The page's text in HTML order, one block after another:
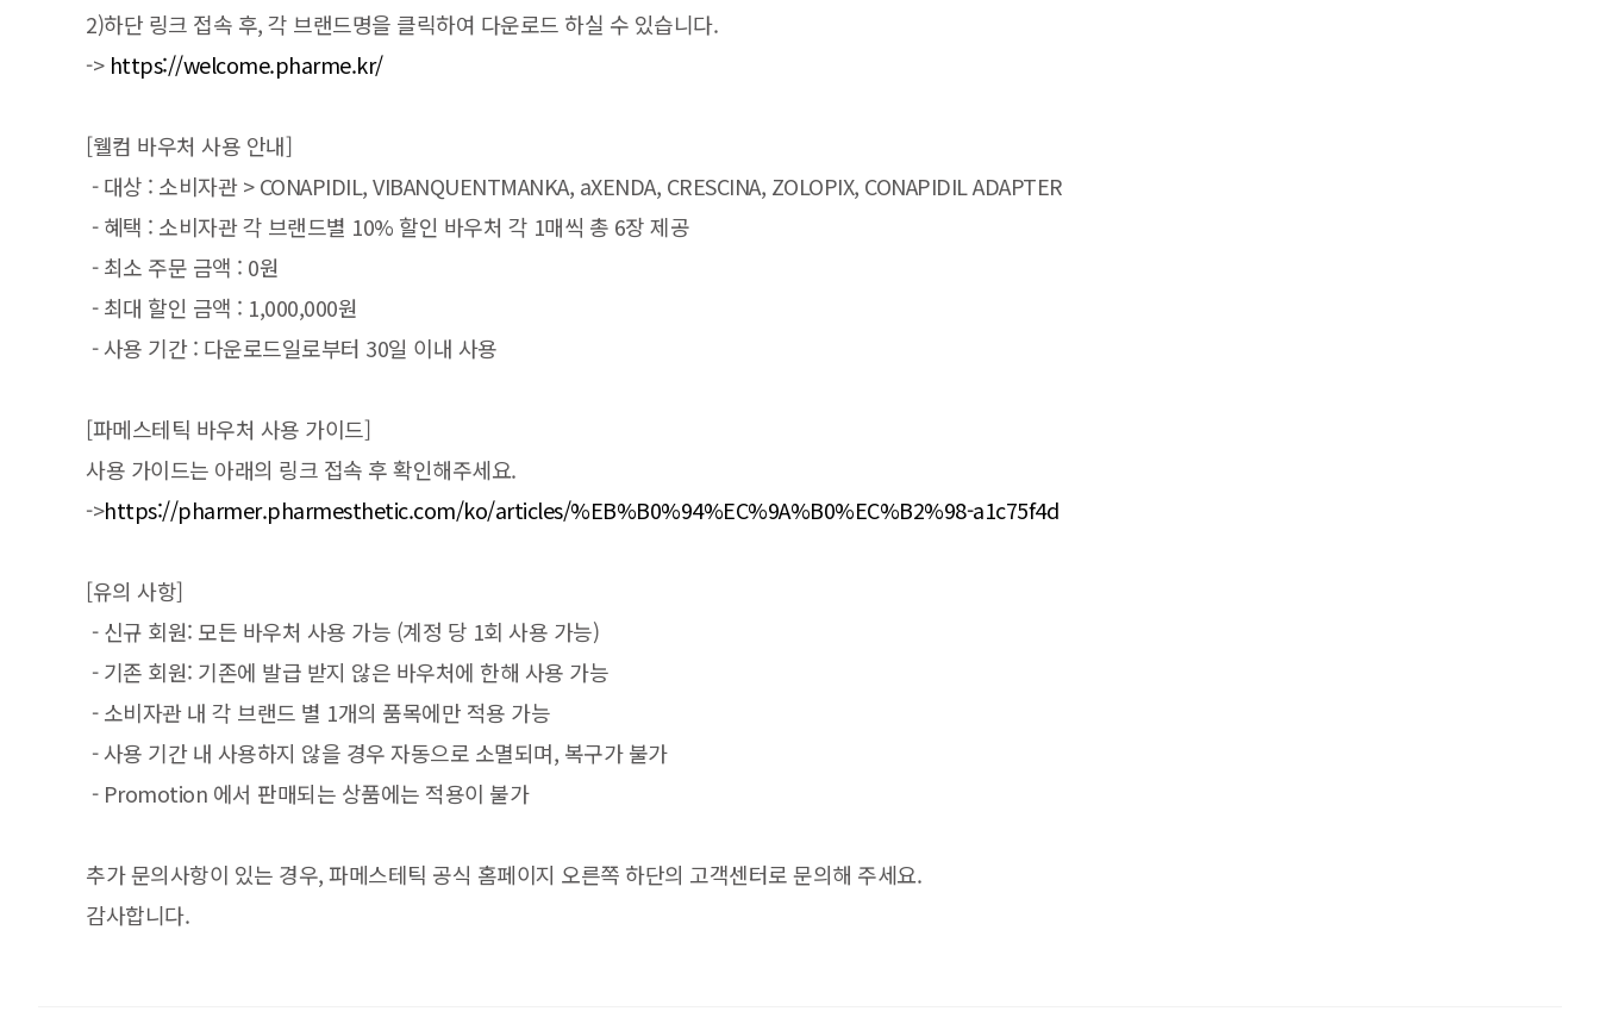
2)하단 링크 접속 후, 각 브랜드명을 클릭하여 다운로드 하실 수 있습니다.
-> https://welcome.pharme.kr/
[웰컴 바우처 사용 안내]
- 대상 : 소비자관 > CONAPIDIL, VIBANQUENTMANKA, aXENDA, CRESCINA, ZOLOPIX, CONAPIDIL ADAPTER
- 혜택 : 소비자관 각 브랜드별 10% 할인 바우처 각 1매씩 총 6장 제공
- 최소 주문 금액 : 0원
- 최대 할인 금액 : 1,000,000원
- 사용 기간 : 다운로드일로부터 30일 이내 사용
[파메스테틱 바우처 사용 가이드]
사용 가이드는 아래의 링크 접속 후 확인해주세요.
->https://pharmer.pharmesthetic.com/ko/articles/%EB%B0%94%EC%9A%B0%EC%B2%98-a1c75f4d
[유의 사항]
- 신규 회원: 모든 바우처 사용 가능 (계정 당 1회 사용 가능)
- 기존 회원: 기존에 발급 받지 않은 바우처에 한해 사용 가능
- 소비자관 내 각 브랜드 별 1개의 품목에만 적용 가능
- 사용 기간 내 사용하지 않을 경우 자동으로 소멸되며, 복구가 불가
- Promotion 에서 판매되는 상품에는 적용이 불가
추가 문의사항이 있는 경우, 파메스테틱 공식 홈페이지 오른쪽 하단의 고객센터로 문의해 주세요.
감사합니다.